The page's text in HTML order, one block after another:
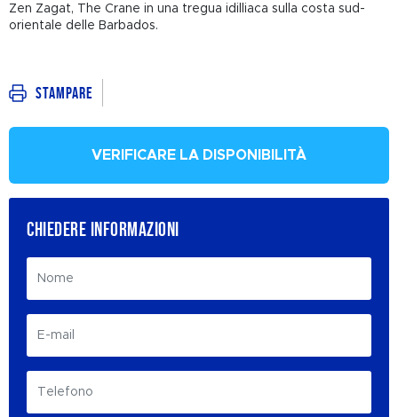
Zen Zagat, The Crane in una tregua idilliaca sulla costa sud-
orientale delle Barbados.
Stampare
VERIFICARE LA DISPONIBILITÀ
CHIEDERE INFORMAZIONI